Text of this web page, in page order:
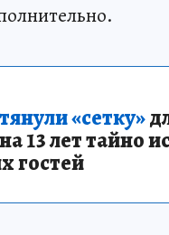
«сетку»
13 лет тайно
гостей